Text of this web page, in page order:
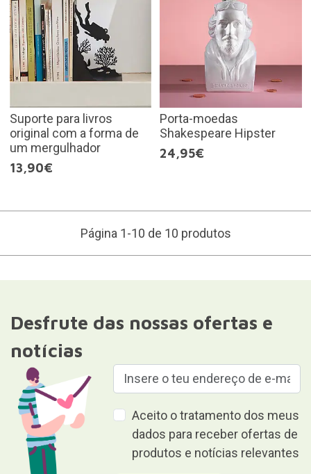
Suporte para livros
original com a forma de
um mergulhador
13,90€
Porta-moedas
Shakespeare Hipster
24,95€
Página 1-10 de 10 produtos
Desfrute das nossas ofertas e
notícias
Aceito o tratamento dos meus
dados para receber ofertas de
produtos e notícias relevantes